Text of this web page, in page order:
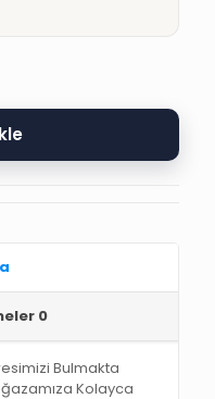
0
Bulmakta
Kolayca